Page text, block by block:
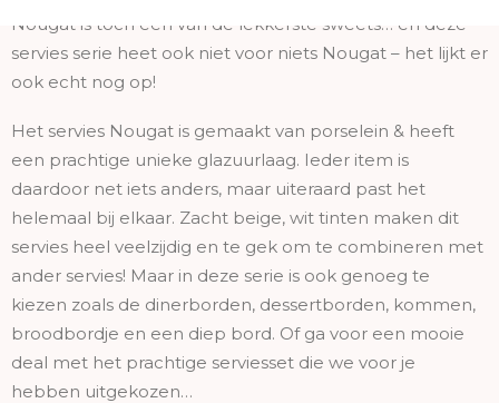
Nougat is toch een van de lekkerste sweets… en deze
servies serie heet ook niet voor niets Nougat – het lijkt er
ook echt nog op!
Het servies Nougat is gemaakt van porselein & heeft
een prachtige unieke glazuurlaag. Ieder item is
daardoor net iets anders, maar uiteraard past het
helemaal bij elkaar. Zacht beige, wit tinten maken dit
servies heel veelzijdig en te gek om te combineren met
ander servies! Maar in deze serie is ook genoeg te
kiezen zoals de dinerborden, dessertborden, kommen,
broodbordje en een diep bord. Of ga voor een mooie
deal met het prachtige serviesset die we voor je
hebben uitgekozen…